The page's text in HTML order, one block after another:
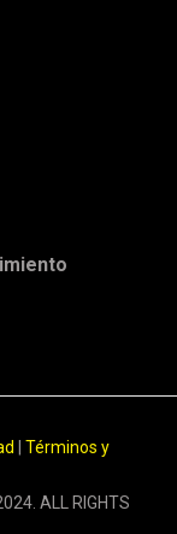
Términos y
ALL RIGHTS